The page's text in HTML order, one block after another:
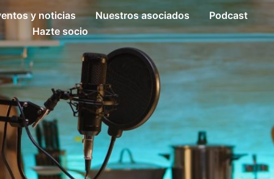
y noticias Nuestros asociados
Podcast
Hazte socio